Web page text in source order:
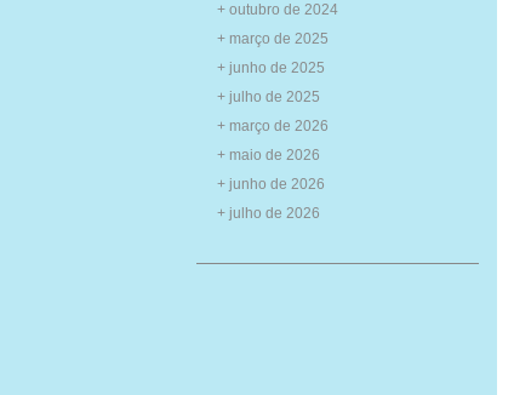
+ outubro de 2024
+ março de 2025
+ junho de 2025
+ julho de 2025
+ março de 2026
+ maio de 2026
+ junho de 2026
+ julho de 2026